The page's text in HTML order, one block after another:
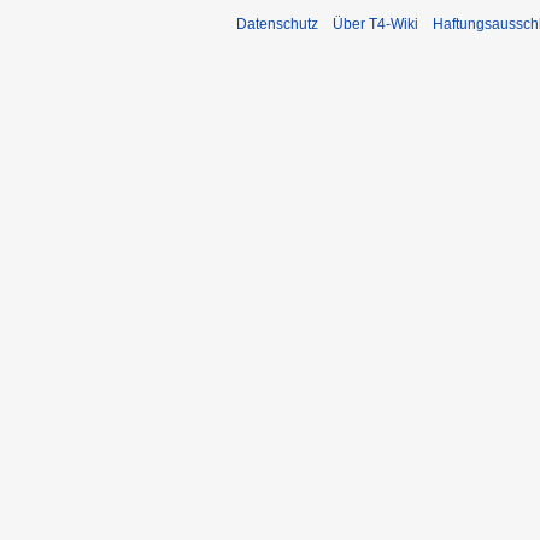
Datenschutz Über T4-Wiki